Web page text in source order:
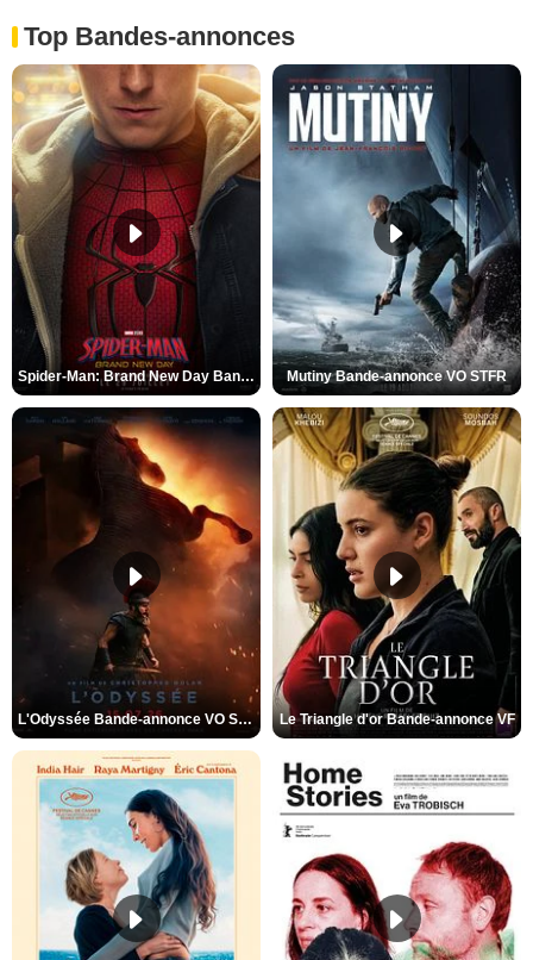
Top Bandes-annonces
Spider-Man: Brand New Day Bande-annonce VO STFR Mutiny Bande-annonce VO STFR
L'Odyssée Bande-annonce VO STFR Le Triangle d'or Bande-annonce VF